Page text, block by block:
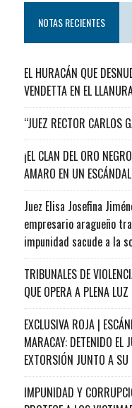
NOTAS RECIENTES
EL HURACÁN QUE
VENDETTA EN EL
“JUEZ RECTOR CARLOS
¡EL CLAN DEL ORO
AMARO EN UN
Juez Elisa Josefina
empresario aragueño
impunidad sacude a la
TRIBUNALES DE
QUE OPERA A PLENA
EXCLUSIVA ROJA |
MARACAY: DETENIDO EL
EXTORSIÓN JUNTO A
IMPUNIDAD Y